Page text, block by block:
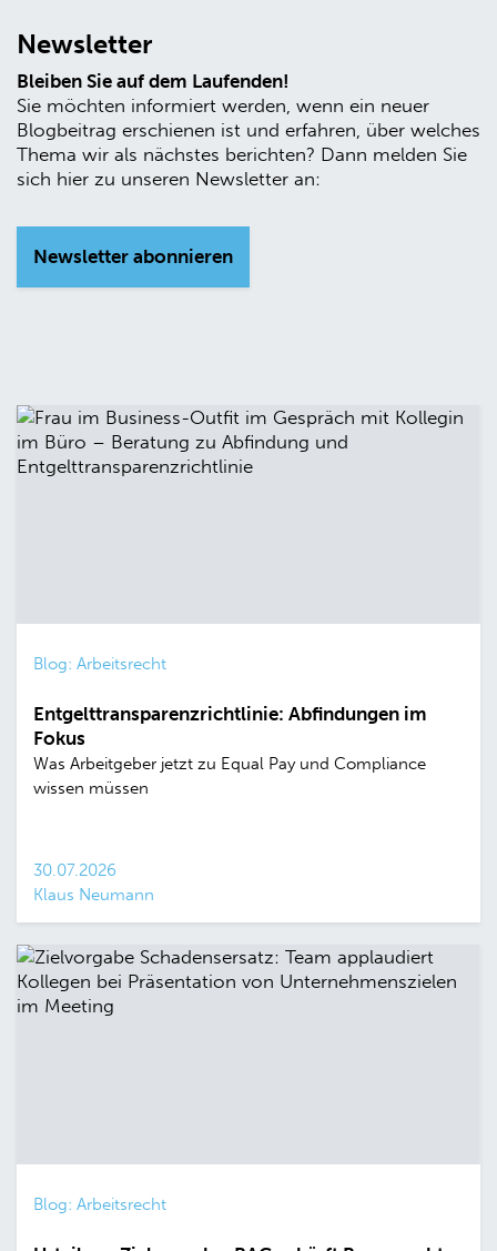
Newsletter
Bleiben Sie auf dem Laufenden!
Sie möchten informiert werden, wenn ein neuer
Blogbeitrag erschienen ist und erfahren, über welches
Thema wir als nächstes berichten? Dann melden Sie
sich hier zu unseren Newsletter an:
Newsletter abonnieren
Blog: Arbeitsrecht
Entgelttransparenzrichtlinie: Abfindungen im
Fokus
Was Arbeitgeber jetzt zu Equal Pay und Compliance
wissen müssen
30.07.2026
Klaus Neumann
Blog: Arbeitsrecht